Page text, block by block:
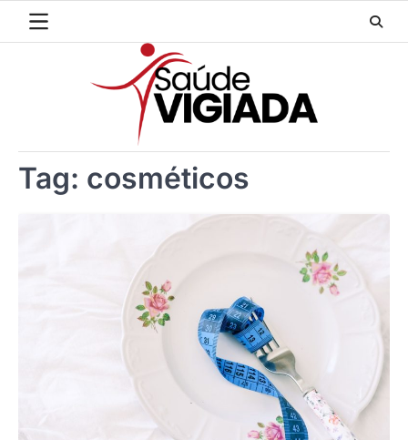
Tag: cosméticos